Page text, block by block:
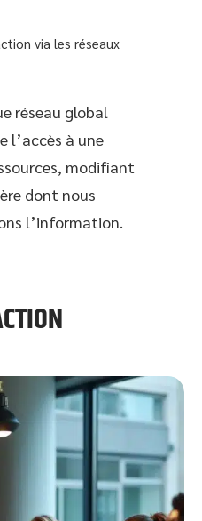
via les réseaux
réseau global
l’accès à une
modifiant
dont nous
l’information.